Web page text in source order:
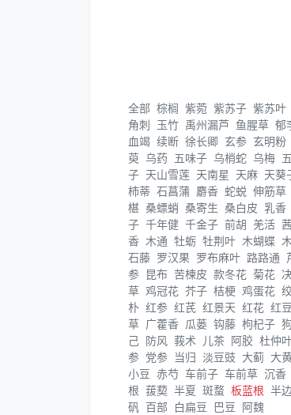
全部 棕榈 紫菀 紫苏子 紫苏叶
角刺 玉竹 禹州漏芦 鱼腥草 郁
血竭 续断 徐长卿 玄参 玄明粉
萸 乌药 五味子 乌梢蛇 乌梅
子 天山雪莲 天南星 天麻 天葵
柿蒂 石菖蒲 麝香 蛇蜕 伸筋草
椹 桑螵蛸 桑寄生 桑白皮 乳香
子 千年健 千金子 前胡 羌活
香 木通 牡蛎 牡荆叶 木蝴蝶
石藤 罗汉果 罗布麻叶 路路通
参 昆布 苦楝皮 款冬花 菊花
草 鸡冠花 芥子 桔梗 鸡蛋花
朴 红参 红芪 红景天 红花 红
草 广藿香 瓜蒌 钩藤 枸杞子
己 防风 莪术 儿茶 阿胶 杜仲
参 党参 当归 淡豆豉 大蓟 大
小豆 赤芍 车前子 车前草 沉香
根 菝葜 半夏 斑蝥 板蓝根 半
矾 百部 白扁豆 巴豆 阿魏